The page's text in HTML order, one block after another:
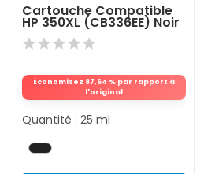
Cartouche Compatible
HP 350XL (CB336EE) Noir
Économisez 87,64 % par rapport à
l'original
Quantité : 25 ml